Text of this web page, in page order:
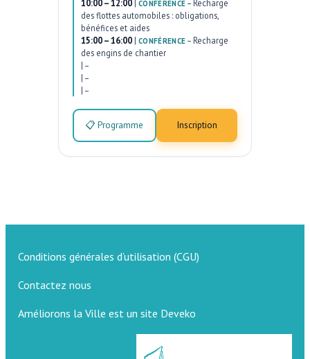
10:00 – 12:00 | CONFÉRENCE – Recharge
des flottes automobiles : obligations,
bénéfices et aides
15:00 – 16:00 | CONFÉRENCE – Recharge
des engins de chantier
| –
| –
| –
📋 Programme Inscription
Conditions générales d’utilisation (CGU)
Contactez nous
Améliorons la Ville est un site Deveko